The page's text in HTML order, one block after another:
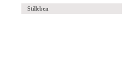
Stilleben